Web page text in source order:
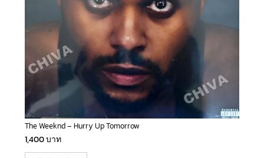
The Weeknd – Hurry Up Tomorrow
1,400บาท